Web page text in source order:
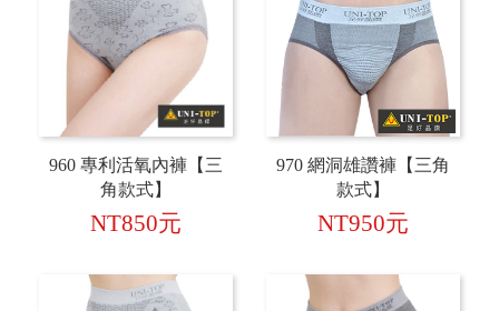
960 專利活氧內褲【三
角款式】
NT850元
970 網洞雄讚褲【三角
款式】
NT950元